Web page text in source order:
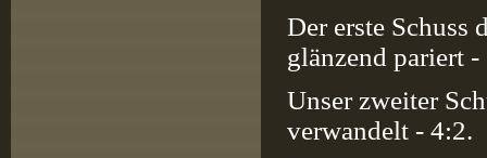
Der erste Schuss
glänzend pariert -
Unser zweiter
verwandelt - 4:2.